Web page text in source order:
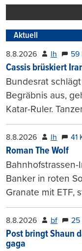
Aktuell
8.8.2026 lh 59
Cassis brüskiert
Bundesrat
Begräbnis aus,
Katar-Ruler.
8.8.2026 lh 41
Roman The Wolf
Banker in roten
Granate mit ETF,
8.8.2026 bf 25
Post bringt Shaun
gaga